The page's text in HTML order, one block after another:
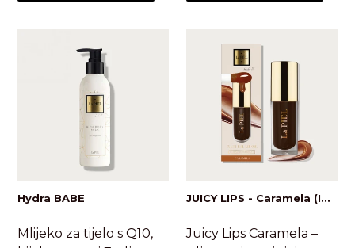
Hydra BABE
Mlijeko za tijelo s Q10,
JUICY LIPS - Caramela (I...
Juicy Lips Caramela –